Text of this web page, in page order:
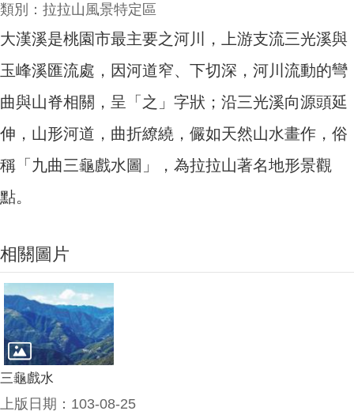
類別：拉拉山風景特定區
大漢溪是桃園市最主要之河川，上游支流三光溪與
玉峰溪匯流處，因河道窄、下切深，河川流動的彎
曲與山脊相關，呈「之」字狀；沿三光溪向源頭延
伸，山形河道，曲折繚繞，儼如天然山水畫作，俗
稱「九曲三龜戲水圖」，為拉拉山著名地形景觀
點。
相關圖片
三龜戲水
上版日期：103-08-25